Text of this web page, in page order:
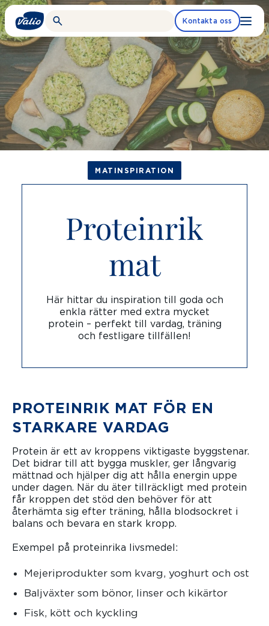
Fortsätt
till
innehållet
Kontakta oss
MATINSPIRATION
Proteinrik
mat
Här hittar du inspiration till goda och
enkla rätter med extra mycket
protein – perfekt till vardag, träning
och festligare tillfällen!
PROTEINRIK MAT FÖR EN
STARKARE VARDAG
Protein är ett av kroppens viktigaste byggstenar.
Det bidrar till att bygga muskler, ger långvarig
mättnad och hjälper dig att hålla energin uppe
under dagen. När du äter tillräckligt med protein
får kroppen det stöd den behöver för att
återhämta sig efter träning, hålla blodsockret i
balans och bevara en stark kropp.
Exempel på proteinrika livsmedel:
Mejeriprodukter som kvarg, yoghurt och ost
Baljväxter som bönor, linser och kikärtor
Fisk, kött och kyckling